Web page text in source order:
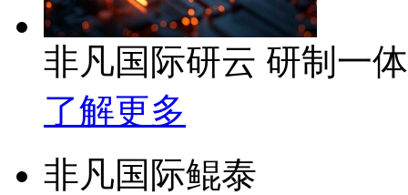
非凡国际研云 研制一
了解更多
非凡国际鲲泰